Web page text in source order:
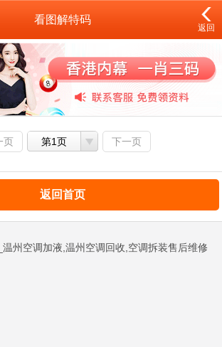
看图解特码
返回
页 第1页 下一页
返回首页
州空调加液,温州空调回收,空调拆装售后维修